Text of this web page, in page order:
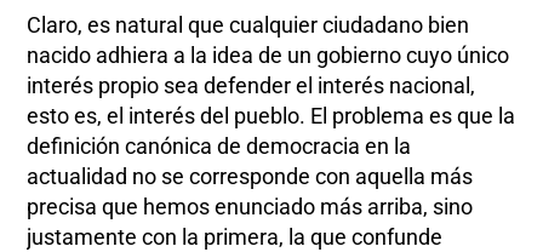
Claro, es natural que cualquier ciudadano bien
nacido adhiera a la idea de un gobierno cuyo único
interés propio sea defender el interés nacional,
esto es, el interés del pueblo. El problema es que la
definición canónica de democracia en la
actualidad no se corresponde con aquella más
precisa que hemos enunciado más arriba, sino
justamente con la primera, la que confunde